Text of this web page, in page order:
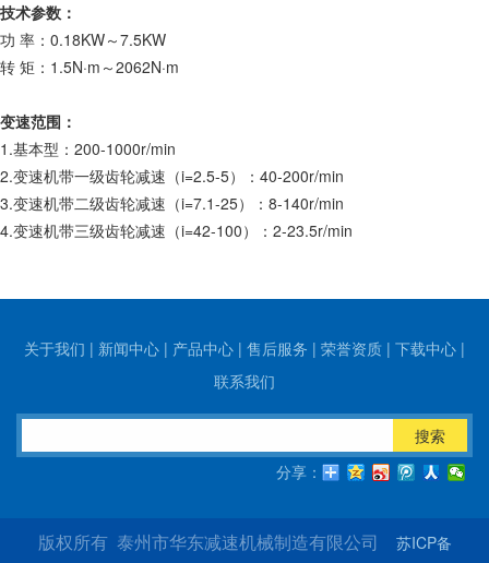
技术参数：
功 率：0.18KW～7.5KW
转 矩：1.5N·m～2062N·m
变速范围：
1.基本型：200-1000r/min
2.变速机带一级齿轮减速（i=2.5-5）：40-200r/min
3.变速机带二级齿轮减速（i=7.1-25）：8-140r/min
4.变速机带三级齿轮减速（i=42-100）：2-23.5r/min
关于我们 | 新闻中心 | 产品中心 | 售后服务 | 荣誉资质 | 下载中心 |
联系我们
搜索
分享：
版权所有 泰州市华东减速机械制造有限公司 苏ICP备